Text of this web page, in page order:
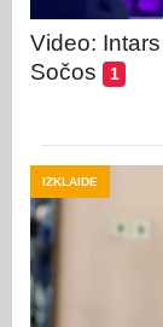
Video:
Sočos
1
IZKLAIDE